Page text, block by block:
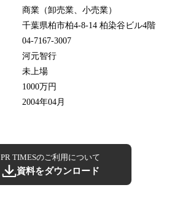
商業（卸売業、小売業）
千葉県柏市柏4-8-14 柏染谷ビル4階
04-7167-3007
河元智行
未上場
1000万円
2004年04月
PR TIMESのご利用について
資料をダウンロード